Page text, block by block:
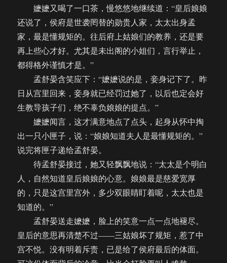
嬷嬷又喝了一口茶，慢悠悠地继续道：“皇后娘娘
还说了，侯府是世袭罔替的勋贵人家，太太出身孟
家，最是懂规矩的。往后府上姑娘们的教养，还是要
再上些心才好。尤其是未出阁的小姐们，言行举止，
都得格外谨慎才是。”
孟舒晏含笑应下：“嬷嬷说的是，妾身记下了。昨
日从宫里回来，妾身就已经罚过她了，以后也定会好
生教导孩子们，绝不辜负娘娘的提点。”
嬷嬷闻言，这才满意地点了点头，起身从怀中掏
出一只小匣子，说：“娘娘知道夫人是最懂规矩的。”
说完将匣子递给孟舒晏。
待孟舒晏接过，她又轻飘飘地说：“太太是个明白
人，自然知道皇后娘娘的心意。娘娘最是慈爱宽厚
的，只是这宫里宫外，多少双眼睛盯着呢，太太也是
知道的。”
孟舒晏送走嬷嬷，脸上的笑意一点一点地褪尽。
皇后的意思再清楚不过——三姑娘坏了规矩，惹了中
宫不悦。没有明着斥责，已是给了侯府最后的体面。